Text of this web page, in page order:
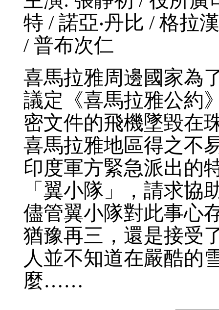
特 / 諾亞‧丹比 / 格拉
/ 普布次仁
喜馬拉雅周邊國家為
議定《喜馬拉雅公約
密文件的飛機墜毀在
喜馬拉雅地區得之不
印度軍方緊急派出的
「翼小隊」，請求協
儘管翼小隊對此事心
猶豫再三，還是接受
人並不知道在嚴酷的
麼……